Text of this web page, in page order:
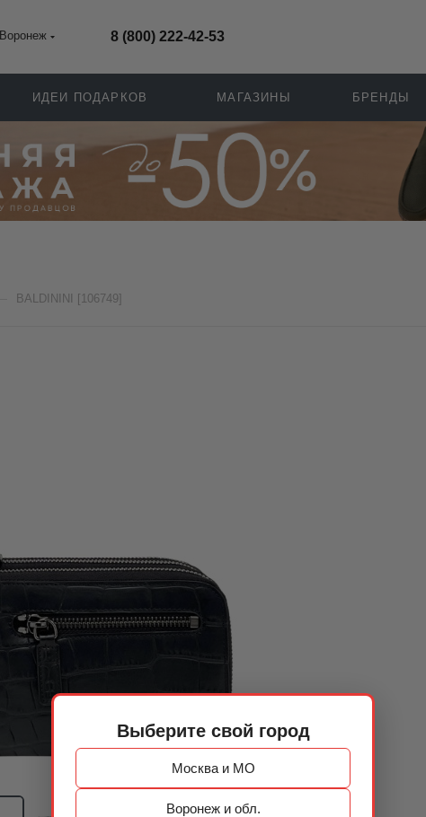
Выберите свой город
Москва и МО
Воронеж и обл.
Воронеж 8 (800) 222-42-53
ИДЕИ ПОДАРКОВ МАГАЗИНЫ БРЕНДЫ
BALDININI [106749]